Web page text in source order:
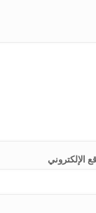
الإلكتروني